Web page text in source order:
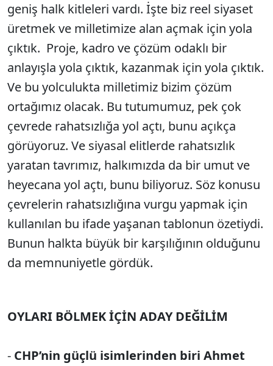
geniş halk kitleleri vardı. İşte biz reel siyaset
üretmek ve milletimize alan açmak için yola
çıktık. Proje, kadro ve çözüm odaklı bir
anlayışla yola çıktık, kazanmak için yola çıktık.
Ve bu yolculukta milletimiz bizim çözüm
ortağımız olacak. Bu tutumumuz, pek çok
çevrede rahatsızlığa yol açtı, bunu açıkça
görüyoruz. Ve siyasal elitlerde rahatsızlık
yaratan tavrımız, halkımızda da bir umut ve
heyecana yol açtı, bunu biliyoruz. Söz konusu
çevrelerin rahatsızlığına vurgu yapmak için
kullanılan bu ifade yaşanan tablonun özetiydi.
Bunun halkta büyük bir karşılığının olduğunu
da memnuniyetle gördük.
OYLARI BÖLMEK İÇİN ADAY DEĞİLİM
- CHP’nin güçlü isimlerinden biri Ahmet